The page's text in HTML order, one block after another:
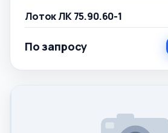
Лоток ЛК 75.90.60-1
По запросу